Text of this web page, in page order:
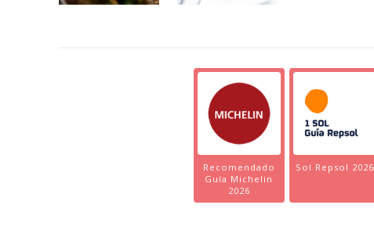
Recomendado
Guía Michelin
2026
Sol Repsol 2026